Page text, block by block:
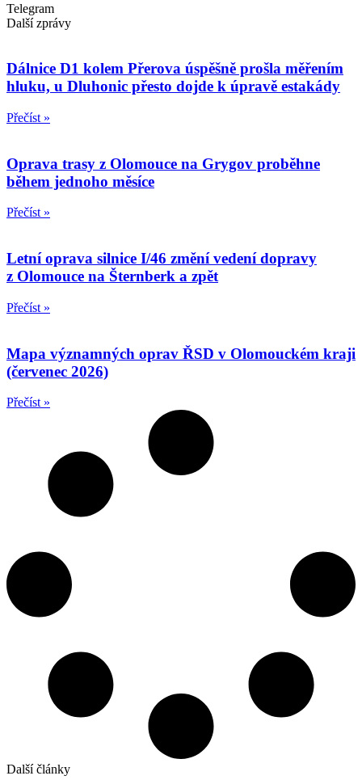
Telegram
Další zprávy
Dálnice D1 kolem Přerova úspěšně prošla měřením
hluku, u Dluhonic přesto dojde k úpravě estakády
Přečíst »
Oprava trasy z Olomouce na Grygov proběhne
během jednoho měsíce
Přečíst »
Letní oprava silnice I/46 změní vedení dopravy
z Olomouce na Šternberk a zpět
Přečíst »
Mapa významných oprav ŘSD v Olomouckém kraji
(červenec 2026)
Přečíst »
Další články